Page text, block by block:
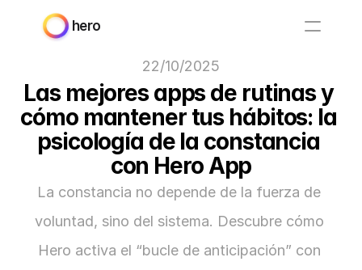
hero
22/10/2025
Las mejores apps de rutinas y
cómo mantener tus hábitos: la
psicología de la constancia
con Hero App
La constancia no depende de la fuerza de
voluntad, sino del sistema. Descubre cómo
Hero activa el “bucle de anticipación” con